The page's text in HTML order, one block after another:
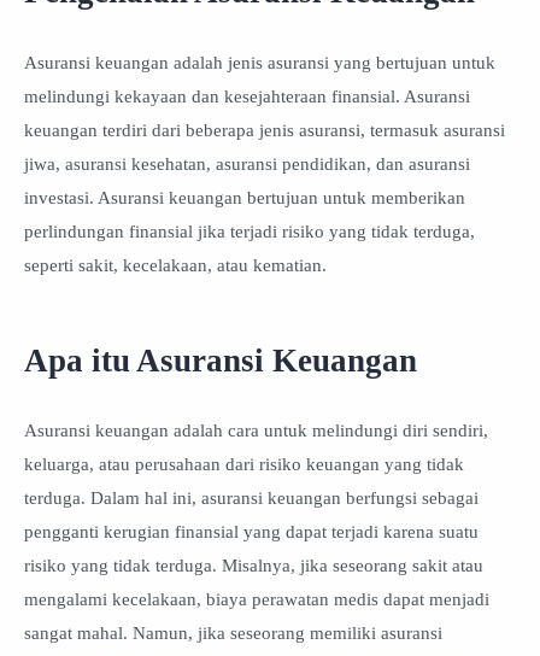
Asuransi keuangan adalah jenis asuransi yang bertujuan untuk
melindungi kekayaan dan kesejahteraan finansial. Asuransi
keuangan terdiri dari beberapa jenis asuransi, termasuk asuransi
jiwa, asuransi kesehatan, asuransi pendidikan, dan asuransi
investasi. Asuransi keuangan bertujuan untuk memberikan
perlindungan finansial jika terjadi risiko yang tidak terduga,
seperti sakit, kecelakaan, atau kematian.
Apa itu Asuransi Keuangan
Asuransi keuangan adalah cara untuk melindungi diri sendiri,
keluarga, atau perusahaan dari risiko keuangan yang tidak
terduga. Dalam hal ini, asuransi keuangan berfungsi sebagai
pengganti kerugian finansial yang dapat terjadi karena suatu
risiko yang tidak terduga. Misalnya, jika seseorang sakit atau
mengalami kecelakaan, biaya perawatan medis dapat menjadi
sangat mahal. Namun, jika seseorang memiliki asuransi